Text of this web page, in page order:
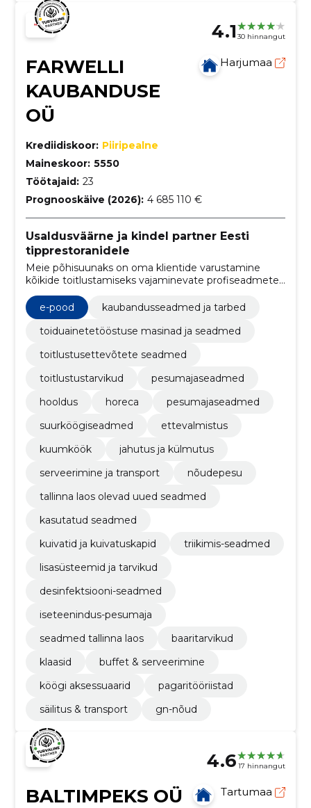
4.1 30 hinnangut
FARWELLI
KAUBANDUSE
OÜ
Harjumaa
Krediidiskoor: Piiripealne
Maineskoor: 5550
Töötajaid: 23
Prognooskäive (2026): 4 685 110 €
Usaldusväärne ja kindel partner Eesti
tipprestoranidele
Meie põhisuunaks on oma klientide varustamine
kõikide toitlustamiseks vajaminevate profiseadmete
e-pood
kaubandusseadmed ja tarbed
toiduainetetööstuse masinad ja seadmed
toitlustusettevõtete seadmed
toitlustustarvikud
pesumajaseadmed
hooldus
horeca
pesumajaseadmed
suurköögi­seadmed
ettevalmistus
kuumköök
jahutus ja külmutus
serveerimine ja transport
nõudepesu
tallinna laos olevad uued seadmed
kasutatud seadmed
kuivatid ja kuivatuskapid
triikimis-seadmed
lisasüsteemid ja tarvikud
desinfektsiooni-seadmed
iseteenindus-pesumaja
seadmed tallinna laos
baaritarvikud
klaasid
buffet & serveerimine
köögi aksessuaarid
pagaritööriistad
säilitus & transport
gn-nõud
4.6 17 hinnangut
BALTIMPEKS OÜ Tartumaa